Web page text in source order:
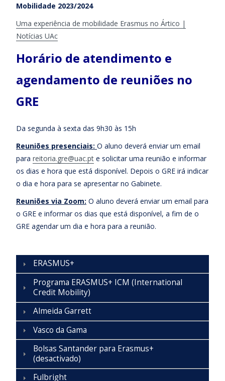
Mobilidade 2023/2024
Uma experiência de mobilidade Erasmus no Ártico |
Notícias UAc
Horário de atendimento e
agendamento de reuniões no
GRE
Da segunda à sexta das 9h30 às 15h
Reuniões presenciais: O aluno deverá enviar um email
para reitoria.gre@uac.pt e solicitar uma reunião e informar
os dias e hora que está disponível. Depois o GRE irá indicar
o dia e hora para se apresentar no Gabinete.
Reuniões via Zoom: O aluno deverá enviar um email para
o GRE e informar os dias que está disponível, a fim de o
GRE agendar um dia e hora para a reunião.
ERASMUS+
Programa ERASMUS+ ICM (International
Credit Mobility)
Almeida Garrett
Vasco da Gama
Bolsas Santander para Erasmus+
(desactivado)
Fulbright